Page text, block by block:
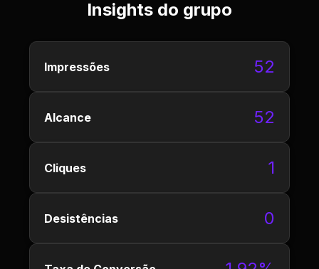
Insights do grupo
Impressões 52
Alcance 52
Cliques 1
Desistências 0